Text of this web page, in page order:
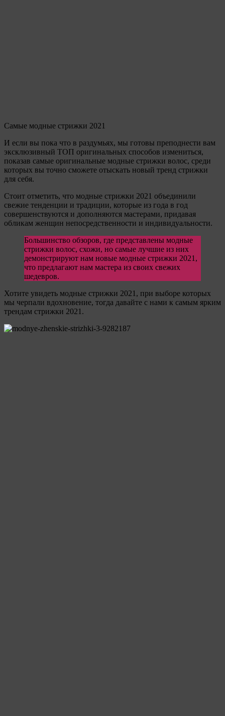
Самые модные стрижки 2021
И если вы пока что в раздумьях, мы готовы преподнести вам
эксклюзивный ТОП оригинальных способов измениться,
показав самые оригинальные модные стрижки волос, среди
которых вы точно сможете отыскать новый тренд стрижки
для себя.
Стоит отметить, что модные стрижки 2021 объединили
свежие тенденции и традиции, которые из года в год
совершенствуются и дополняются мастерами, придавая
обликам женщин непосредственности и индивидуальности.
Большинство обзоров, где представлены модные
стрижки волос, схожи, но самые лучшие из них
демонстрируют нам новые модные стрижки 2021,
что предлагают нам мастера из своих свежих
шедевров.
Хотите увидеть модные стрижки 2021, при выборе которых
мы черпали вдохновение, тогда давайте с нами к самым ярким
трендам стрижки 2021.